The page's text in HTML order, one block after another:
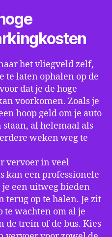
het vliegveld zelf,
te laten ophalen op de
dat je de hoge
voorkomen. Zoals je
hoop geld om je auto
al helemaal als
weken weg te
vervoer in veel
kan een professionele
een uitweg bieden
terug op te halen. Je zit
wachten om al je
de trein of de bus. Kies